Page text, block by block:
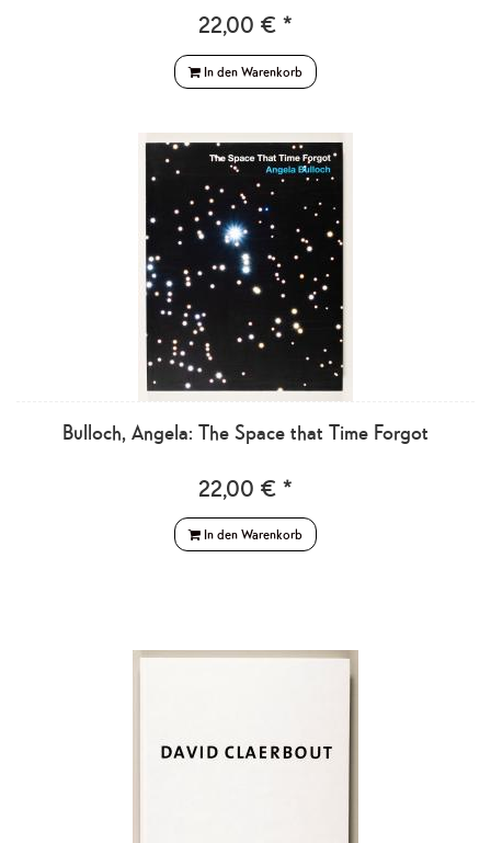
22,00 € *
In den Warenkorb
Bulloch, Angela: The Space that Time Forgot
22,00 € *
In den Warenkorb